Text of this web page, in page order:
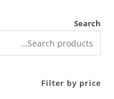
Search
Filter by price